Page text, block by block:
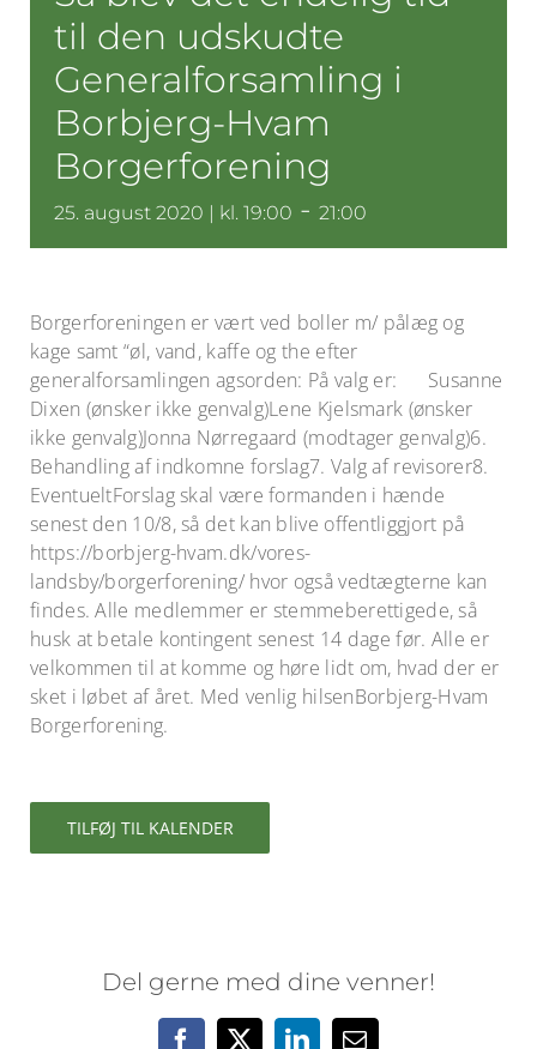
til den udskudte
Generalforsamling i
Borbjerg-Hvam
Borgerforening
25. august 2020 | kl. 19:00 - 21:00
Borgerforeningen er vært ved boller m/ pålæg og
kage samt “øl, vand, kaffe og the efter
generalforsamlingen agsorden: På valg er: Susanne
Dixen (ønsker ikke genvalg)Lene Kjelsmark (ønsker
ikke genvalg)Jonna Nørregaard (modtager genvalg)6.
Behandling af indkomne forslag7. Valg af revisorer8.
EventueltForslag skal være formanden i hænde
senest den 10/8, så det kan blive offentliggjort på
https://borbjerg-hvam.dk/vores-
landsby/borgerforening/ hvor også vedtægterne kan
findes. Alle medlemmer er stemmeberettigede, så
husk at betale kontingent senest 14 dage før. Alle er
velkommen til at komme og høre lidt om, hvad der er
sket i løbet af året. Med venlig hilsenBorbjerg-Hvam
Borgerforening.
TILFØJ TIL KALENDER
Del gerne med dine venner!